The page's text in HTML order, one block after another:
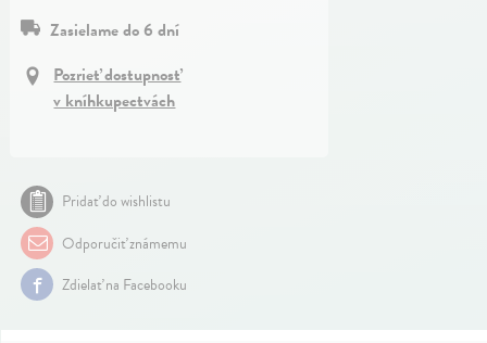
Zasielame do 6 dní
Pozrieť dostupnosť
v kníhkupectvách
Pridať do wishlistu
Odporučiť známemu
Zdielať na Facebooku